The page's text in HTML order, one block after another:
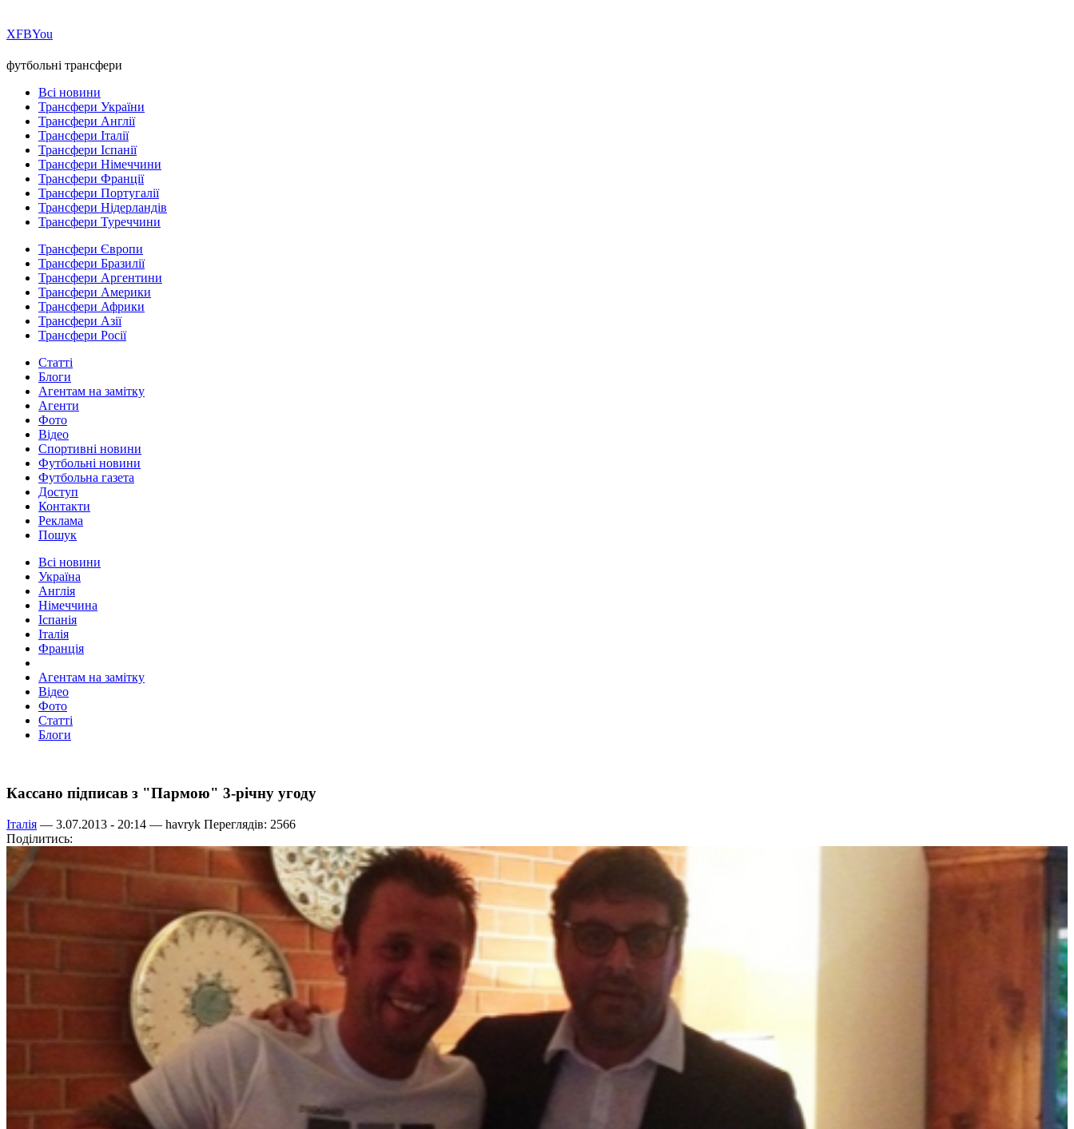
ХFBYou
футбольні трансфери
Всі новини
Трансфери України
Трансфери Англії
Трансфери Італії
Трансфери Іспанії
Трансфери Німеччини
Трансфери Франції
Трансфери Португалії
Трансфери Нідерландів
Трансфери Туреччини
Трансфери Європи
Трансфери Бразилії
Трансфери Аргентини
Трансфери Америки
Трансфери Африки
Трансфери Азії
Трансфери Росії
Статті
Блоги
Агентам на замітку
Агенти
Фото
Відео
Спортивні новини
Футбольні новини
Футбольна газета
Доступ
Контакти
Реклама
Пошук
Всі новини
Україна
Англія
Німеччина
Іспанія
Італія
Франція
Агентам на замітку
Відео
Фото
Статті
Блоги
Кассано підписав з "Пармою" 3-річну угоду
Італія — 3.07.2013 - 20:14 — havryk Переглядів: 2566
Поділитись: